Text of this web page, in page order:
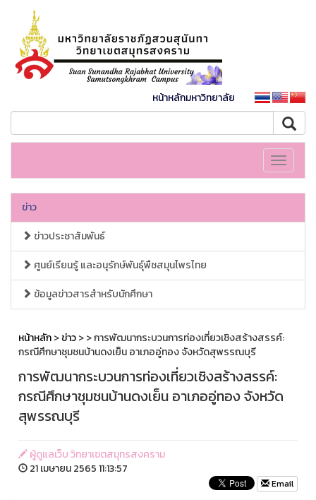
หน้าหลักมหาวิทยาลัย
Toggle
ข่าว
ข่าวประชาสัมพันธ์
ศูนย์เรียนรู้ และอนุรักษ์พันธุ์พืชสมุนไพรไทย
ข้อมูลข่าวสารสำหรับนักศึกษา
หน้าหลัก>ข่าว>> การพัฒนากระบวนการท่องเที่ยวเชิงสร้างสรรค์:
กรณีศึกษาชุมชนบ้านดงเย็น อาเภออู่ทอง จังหวัดสุพรรณบุรี
การพัฒนากระบวนการท่องเที่ยวเชิงสร้างสรรค์:
กรณีศึกษาชุมชนบ้านดงเย็น อาเภออู่ทอง จังหวัด
สุพรรณบุรี
ผู้ดูแลเว็บ วิทยาเขตสมุทรสงคราม
21 เมษายน 2565 11:13:57
Email